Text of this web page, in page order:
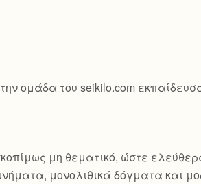
ομάδα του seikilo.com
μη θεματικό, ώστε
μονολιθικά δόγματα και